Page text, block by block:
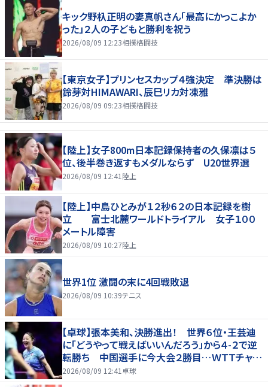
キック野杁正明の妻真帆さん「最高にかっこよか
った」２人の子どもと勝利を祝う
2026/08/09 12:23相撲格闘技
【東京女子】プリンセスカップ４強決定 準決勝は
鈴芽対HIMAWARI、辰巳リカ対凍雅
2026/08/09 09:23相撲格闘技
【陸上】女子800m日本記録保持者の久保凛は５
位、後半巻き返すもメダルならず U20世界選
2026/08/09 12:41 陸上
【陸上】中島ひとみが１２秒６２の日本記録を樹
立 富士北麓ワールドトライアル 女子１００
メートル障害
2026/08/09 10:27陸上
世界1位 激闘の末に4回戦敗退
2026/08/09 10:39テニス
【卓球】張本美和、決勝進出！ 世界６位・王芸迪
に「どうやって戦えばいいんだろう」から４-２で逆
転勝ち 中国選手に今大会２勝目…ＷＴＴチャン
ピオンズ横浜
2026/08/09 12:41 卓球